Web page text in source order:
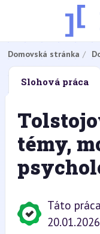
Domovská stránka
Slohová práca
témy,
Táto